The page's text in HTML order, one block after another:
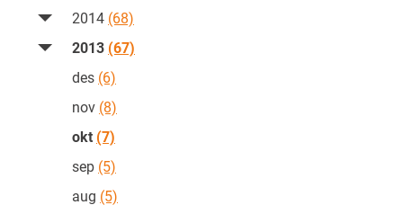
2014 (68)
2013 (67)
des (6)
nov (8)
okt (7)
sep (5)
aug (5)